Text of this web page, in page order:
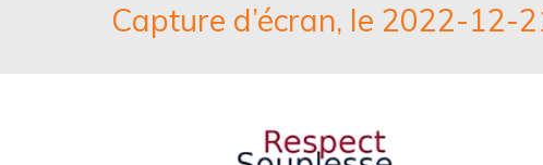
Capture d’écran, le 2022-12-